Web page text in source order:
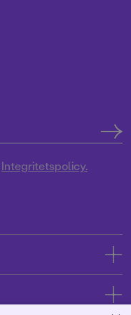
Integritetspolicy.